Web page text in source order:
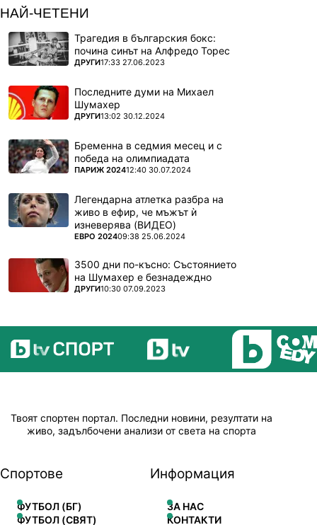
НАЙ-ЧЕТЕНИ
Трагедия в българския бокс:
почина синът на Алфредо Торес
ПОВЕЧЕ ОТ
ДРУГИ17:33 27.06.2023
Последните думи на Михаел
Шумахер
ПОВЕЧЕ ОТ
ДРУГИ13:02 30.12.2024
Бременна в седмия месец и с
победа на олимпиадата
ПОВЕЧЕ ОТ
ПАРИЖ 202412:40 30.07.2024
Легендарна атлетка разбра на
живо в ефир, че мъжът ѝ
изневерява (ВИДЕО)
ПОВЕЧЕ ОТ
ЕВРО 202409:38 25.06.2024
3500 дни по-късно: Състоянието
на Шумахер е безнадеждно
ПОВЕЧЕ ОТ
ДРУГИ10:30 07.09.2023
Твоят спортен портал. Последни новини, резултати на
живо, задълбочени анализи от света на спорта
Спортове
ФУТБОЛ (БГ)
ФУТБОЛ (СВЯТ)
Информация
ЗА НАС
КОНТАКТИ